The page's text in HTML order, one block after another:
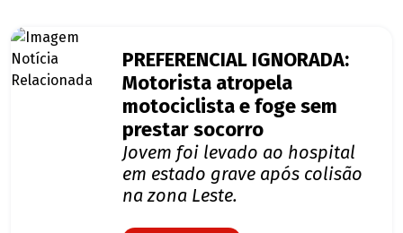
PREFERENCIAL IGNORADA:
Motorista atropela
motociclista e foge sem
prestar socorro
Jovem foi levado ao hospital
em estado grave após colisão
na zona Leste.